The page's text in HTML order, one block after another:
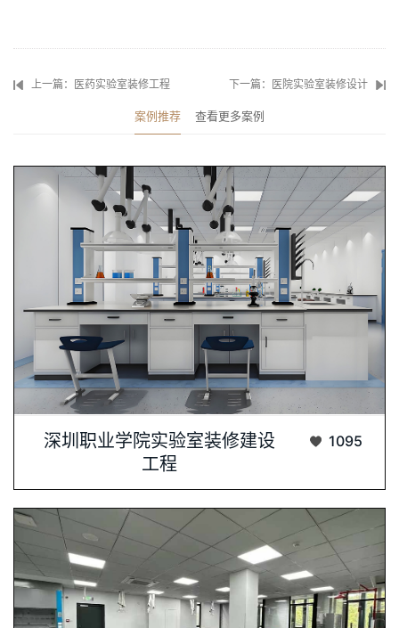
上一篇：医药实验室装修工程 下一篇：医院实验室装修设计
案例推荐 查看更多案例
深圳职业学院实验室装修建设
工程
1095